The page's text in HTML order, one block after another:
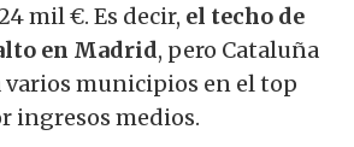
mil €. Es decir, el techo de
en Madrid, pero Cataluña
municipios en el top
ingresos medios.